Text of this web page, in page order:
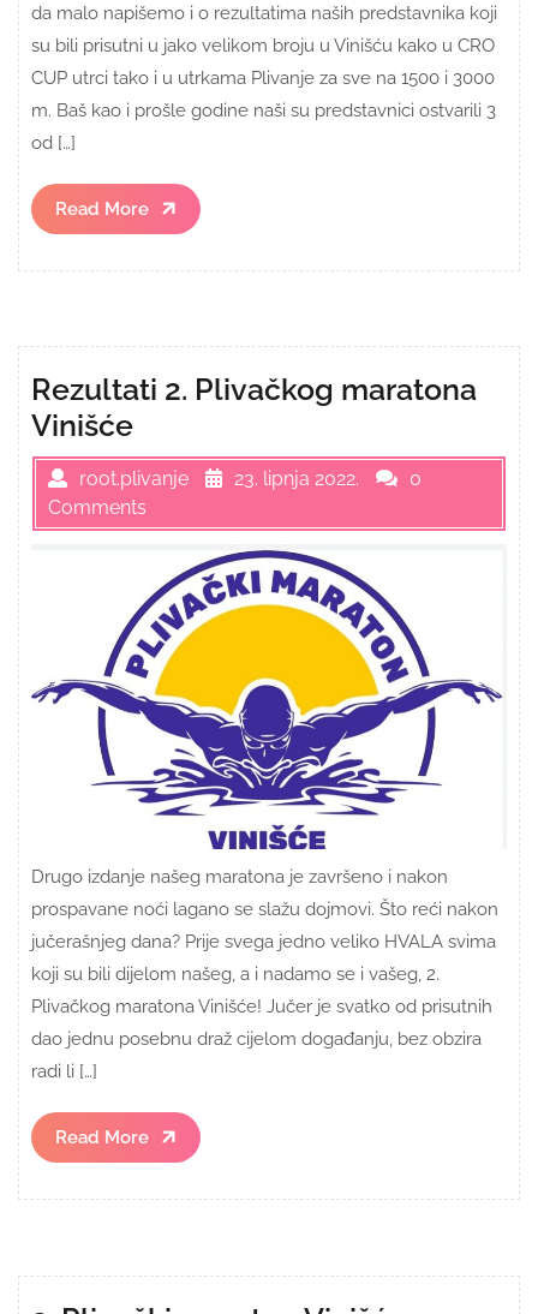
da malo napišemo i o rezultatima naših predstavnika koji
su bili prisutni u jako velikom broju u Vinišću kako u CRO
CUP utrci tako i u utrkama Plivanje za sve na 1500 i 3000
m. Baš kao i prošle godine naši su predstavnici ostvarili 3
od […]
Read More
Read
More
Rezultati 2. Plivačkog maratona
Vinišće
root.plivanje 23. lipnja 2022.
0
Comments
Drugo izdanje našeg maratona je završeno i nakon
prospavane noći lagano se slažu dojmovi. Što reći nakon
jučerašnjeg dana? Prije svega jedno veliko HVALA svima
koji su bili dijelom našeg, a i nadamo se i vašeg, 2.
Plivačkog maratona Vinišće! Jučer je svatko od prisutnih
dao jednu posebnu draž cijelom događanju, bez obzira
radi li […]
Read More
Read
More